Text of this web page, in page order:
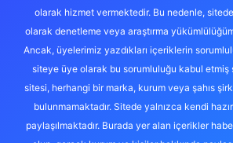
olarak hizmet vermektedir. Bu nedenle,
olarak denetleme veya araştırma
Ancak, üyelerimiz yazdıkları içeriklerin
siteye üye olarak bu sorumluluğu kabul etmiş
sitesi, herhangi bir marka, kurum veya şahıs
bulunmamaktadır. Sitede yalnızca kendi
paylaşılmaktadır. Burada yer alan içerikler